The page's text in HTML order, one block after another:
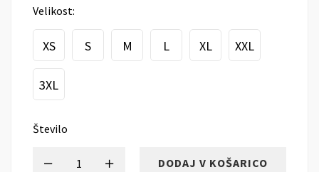
Velikost:
XS S M L XL XXL
3XL
Število
DODAJ V KOŠARICO